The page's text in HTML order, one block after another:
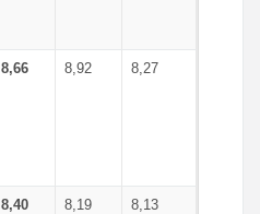
8,66 8,92 8,27
8,40 8,19 8,13